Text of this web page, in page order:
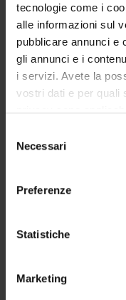
tecnologie come i
alle informazioni sul
pubblicare annunci e
gli annunci e i
i servizi. Avete la
vostri dati e per quali
privacy sono
modificare o
momento dalla
raccogliere
geografica, con
Identificare il
delNecessari
Preferenze
Statistiche
Marketing
Venerino Poletti
Azienda Ospedaliera
SEZIONI
Anatomia Patologica
ATTIVITÀ
AREE DI RICERCA